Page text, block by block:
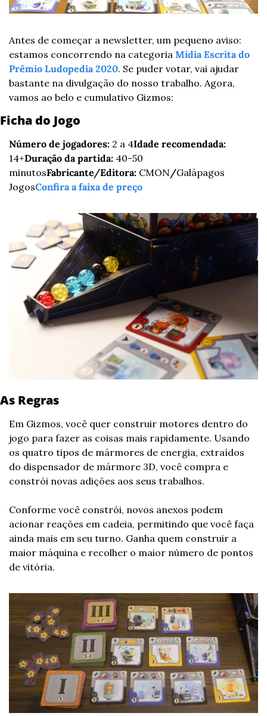
Antes de começar a newsletter, um pequeno aviso:
estamos concorrendo na categoria Mídia Escrita do
Prêmio Ludopedia 2020. Se puder votar, vai ajudar
bastante na divulgação do nosso trabalho. Agora,
vamos ao belo e cumulativo Gizmos:
Ficha do Jogo
Número de jogadores: 2 a 4Idade recomendada:
14+Duração da partida: 40-50
minutosFabricante/Editora: CMON /Galápagos
JogosConfira a faixa de preço
As Regras
Em Gizmos, você quer construir motores dentro do
jogo para fazer as coisas mais rapidamente. Usando
os quatro tipos de mármores de energia, extraídos
do dispensador de mármore 3D, você compra e
constrói novas adições aos seus trabalhos.
Conforme você constrói, novos anexos podem
acionar reações em cadeia, permitindo que você faça
ainda mais em seu turno. Ganha quem construir a
maior máquina e recolher o maior número de pontos
de vitória.